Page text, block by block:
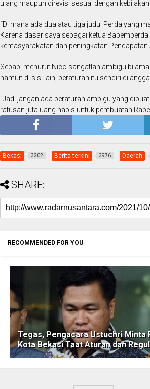
ulang maupun direvisi sesuai dengan
“Di mana ada dua atau tiga judul Perda yang
Karena dasar saya sebagai ketua
kemasyarakatan dan peningkatan Pendapatan
Sebab, menurut Nico sangatlah ambigu
namun di sisi lain, peraturan itu sendiri
“Jadi jangan ada peraturan ambigu yang
ratusan juta uang habis untuk pembuatan
Bekasi 3202 Berita terkini 3976 Daerah
SHARE:
RECOMMENDED FOR YOU
Tegas, Pengacara Ustuchri Minta
Kota Bekasi Taat Aturan dan